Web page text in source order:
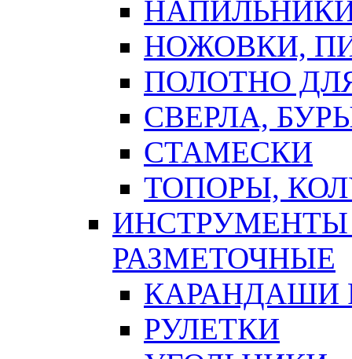
НОЖОВКИ,
ПОЛОТНО
СВЕРЛА,
СТАМЕСКИ
ТОПОРЫ,
ИНСТРУМЕНТЫ
РАЗМЕТОЧНЫЕ
КАРАНДАШИ
РУЛЕТКИ